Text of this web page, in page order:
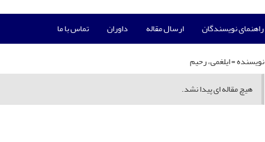
راهنمای نویسندگان ارسال مقاله داوران تماس با ما
نویسنده =ایلغمی، رحیم
هیچ مقاله ای پیدا نشد.